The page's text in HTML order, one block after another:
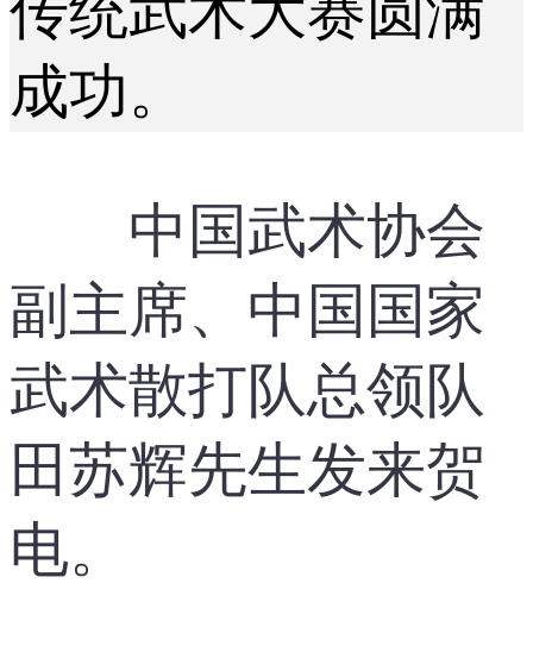
中国武术协会
副主席、中国国家
武术散打队总领队
田苏辉先生发来贺
电。